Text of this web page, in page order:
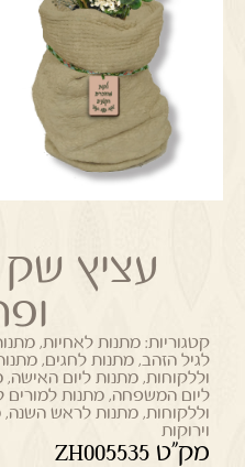
עציץ
קטגוריות: מתנות לאחיות,
לגיל הזהב,מתנות לחגים,
וללקוחות,מתנות ליום האישה,
ליום המשפחה,מתנות למורים
וללקוחות,מתנות לראש השנה,
וירוקות
מק"ט ZH005535